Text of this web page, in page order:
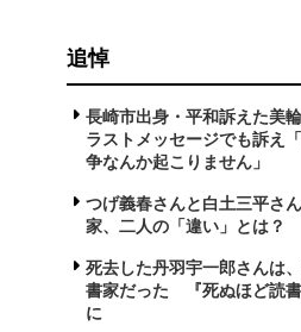
追悼
長崎市出身・平和訴えた美
ラストメッセージでも訴え
争なんか起こりません」
つげ義春さんと白土三平さ
家、二人の「違い」とは？
死去した丹羽宇一郎さんは
書家だった 『死ぬほど読
に